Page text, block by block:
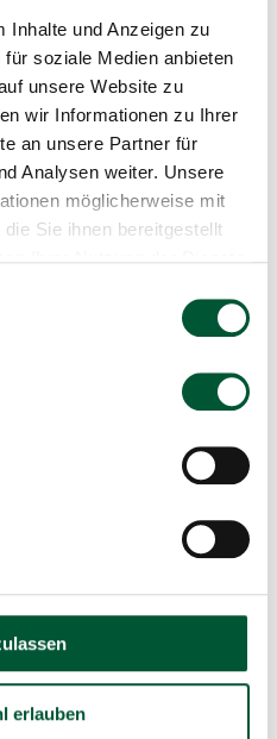
Inhalte und Anzeigen zu
soziale Medien anbieten
unsere Website zu
wir Informationen zu Ihrer
an unsere Partner für
Analysen weiter. Unsere
möglicherweise mit
Sie ihnen bereitgestellt
erlauben
Edelbrand-
mit
und
Edelbrand-